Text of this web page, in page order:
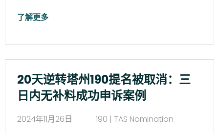
了解更多
20天逆转塔州190提名被取消：三
日内无补料成功申诉案例
2024年11月26日
190 | TAS Nomination